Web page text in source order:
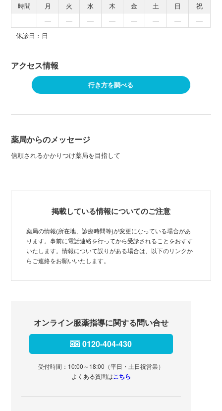
時間 月 火 水 木 金 土 日
祝
―
― ― ― ― ― ―
―
休診日：日
アクセス情報
行き方を調べる
薬局からのメッセージ
信頼されるかかりつけ薬局を目指して
掲載している情報についてのご注意
薬局の情報(所在地、診療時間等)が変更になっている場合があ
ります。事前に電話連絡を行ってから受診されることをおすす
いたします。情報について誤りがある場合は、以下のリンクか
らご連絡をお願いいたします。
オンライン服薬指導に関する問い合せ
0120-404-430
受付時間：10:00～18:00（平日・土日祝営業）
よくある質問はこちら